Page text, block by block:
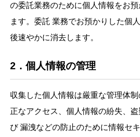
の委託業務のために個人情報をお
ます。委託 業務でお預かりした個
後速やかに消去します。
2．個人情報の管理
収集した個人情報は厳重な管理体
正なアクセス、個人情報の紛失、
び 漏洩などの防止のために情報セ